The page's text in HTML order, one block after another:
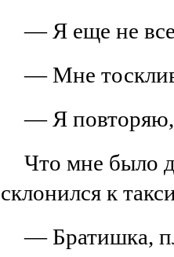
— Я еще не
— Мне
— Я повторяю,
Что мне было
склонился к
— Братишка,